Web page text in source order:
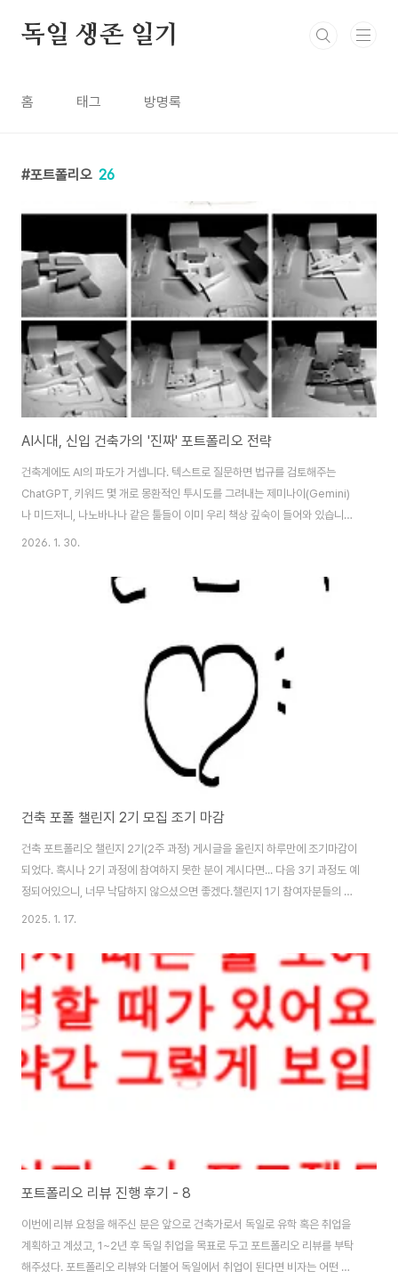
독일 생존 일기
홈 태그 방명록
포트폴리오 26
AI시대, 신입 건축가의 '진짜' 포트폴리오 전략
건축계에도 AI의 파도가 거셉니다. 텍스트로 질문하면 법규를 검토해주는
ChatGPT, 키워드 몇 개로 몽환적인 투시도를 그려내는 제미나이(Gemini)
나 미드저니, 나노바나나 같은 툴들이 이미 우리 책상 깊숙이 들어와 있습니다.
이제 건축학도들에게 "그럴싸한 결과물을 만드는 능력"은 더 이상 유효한 변별
은 렌더링으로 포장할 수 있는 시대이기 때문입니다. 그렇다면 신입 건축가를
뽑는 소장님들의 시선은 어디로 향하게 될까요?오늘은 AI 시대에 오히려 더 빛
보겠습니다.1. 결과의 상향 평준화, '무엇(What)'보다 '어떻게(How)'과거의 포
2026. 1. 30.
건축 포폴 챌린지 2기 모집 조기 마감
건축 포트폴리오 챌린지 2기(2주 과정) 게시글을 올린지 하루만에 조기마감이
되었다. 혹시나 2기 과정에 참여하지 못한 분이 계시다면... 다음 3기 과정도 예
정되어있으니, 너무 낙담하지 않으셨으면 좋겠다.챌린지 1기 참여자분들의 후
기와 함께 2기를 모집한다는 글을 블로그 이외에도 쓰레드라는 플랫폼에 올렸
팔로우가 갑자기 늘어나고, 쓰레드를 통해 타고들어 온 트래픽에 블로그 조회
수도 덩달아 폭발하기 시작했다.하루에 조회수 5회도 기록못하던 글도 조회수
가 훅훅 순식간에 늘어났다... 자고 일어나니 이게 뭔 일인가 싶기도 하고... 사
람들이 포폴 만드는 데 관심이 이렇게 많다는 것에도 더 놀라웠다. 그래서 2월
에 시작 될 챌린지를..
2025. 1. 17.
포트폴리오 리뷰 진행 후기 - 8
이번에 리뷰 요청을 해주신 분은 앞으로 건축가로서 독일로 유학 혹은 취업을
계획하고 계셨고, 1~2년 후 독일 취업을 목표로 두고 포트폴리오 리뷰를 부탁
해주셨다. 포트폴리오 리뷰와 더불어 독일에서 취업이 된다면 비자는 어떤 걸